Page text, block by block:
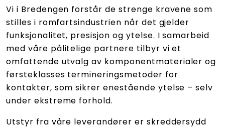
Vi i Bredengen forstår de strenge kravene som
stilles i romfartsindustrien når det gjelder
funksjonalitet, presisjon og ytelse. I samarbeid
med våre pålitelige partnere tilbyr vi et
omfattende utvalg av komponentmaterialer og
førsteklasses termineringsmetoder for
kontakter, som sikrer enestående ytelse – selv
under ekstreme forhold.
Utstyr fra våre leverandører er skreddersydd